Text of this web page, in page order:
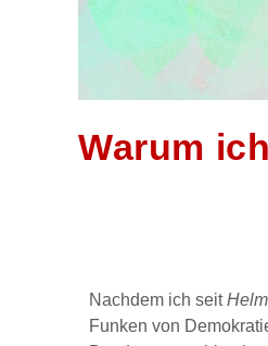
Warum
Nachdem ich seit
Funken von